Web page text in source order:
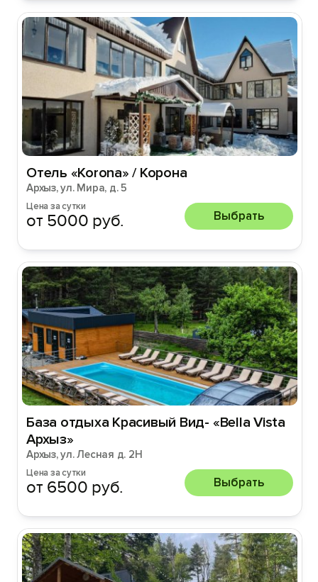
Отель «Korona» / Корона
Архыз, ул. Мира, д. 5
Цена за сутки
от 5000 руб. Выбрать
База отдыха Красивый Вид- «Bella Vista
Архыз»
Архыз, ул. Лесная д. 2Н
Цена за сутки
от 6500 руб. Выбрать